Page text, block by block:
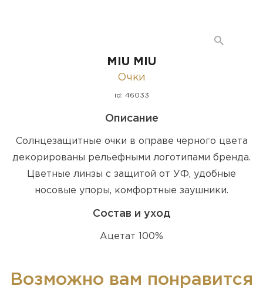
MIU MIU
Очки
id: 46033
Описание
Солнцезащитные очки в оправе черного цвета
декорированы рельефными логотипами бренда.
Цветные линзы с защитой от УФ, удобные
носовые упоры, комфортные заушники.
Состав и уход
Ацетат 100%
Возможно вам понравится